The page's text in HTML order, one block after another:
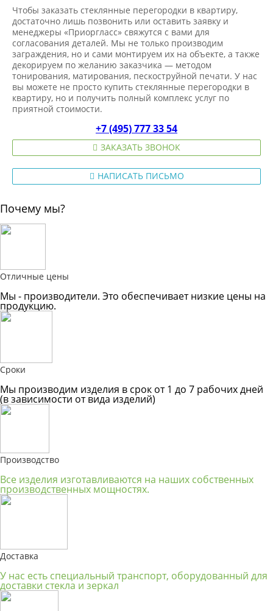
Чтобы заказать стеклянные перегородки в квартиру,
достаточно лишь позвонить или оставить заявку и
менеджеры «Приоргласс» свяжутся с вами для
согласования деталей. Мы не только производим
заграждения, но и сами монтируем их на объекте, а также
декорируем по желанию заказчика — методом
тонирования, матирования, пескоструйной печати. У нас
вы можете не просто купить стеклянные перегородки в
квартиру, но и получить полный комплекс услуг по
приятной стоимости.
+7 (495) 777 33 54
ЗАКАЗАТЬ ЗВОНОК
НАПИСАТЬ ПИСЬМО
Почему мы?
Отличные цены
Мы - производители. Это обеспечивает низкие цены на
продукцию.
Сроки
Мы производим изделия в срок от 1 до 7 рабочих дней
(в зависимости от вида изделий)
Производство
Все изделия изготавливаются на наших собственных
производственных мощностях.
Доставка
У нас есть специальный транспорт, оборудованный для
доставки стекла и зеркал